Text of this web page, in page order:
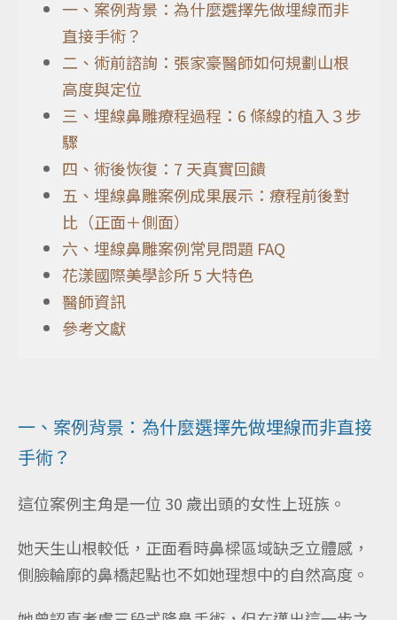
一、案例背景：為什麼選擇先做埋線而非
直接手術？
二、術前諮詢：張家豪醫師如何規劃山根
高度與定位
三、埋線鼻雕療程過程：6 條線的植入３步
驟
四、術後恢復：7 天真實回饋
五、埋線鼻雕案例成果展示：療程前後對
比（正面＋側面）
六、埋線鼻雕案例常見問題 FAQ
花漾國際美學診所 5 大特色
醫師資訊
參考文獻
一、案例背景：為什麼選擇先做埋線而非直接
手術？
這位案例主角是一位 30 歲出頭的女性上班族。
她天生山根較低，正面看時鼻樑區域缺乏立體感，
側臉輪廓的鼻橋起點也不如她理想中的自然高度。